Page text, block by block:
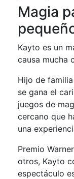
Magia
Kayto es un
causa mucha
Hijo de
se gana el
juegos de
cercano que
una
Premio
otros, Kayto
espectáculo